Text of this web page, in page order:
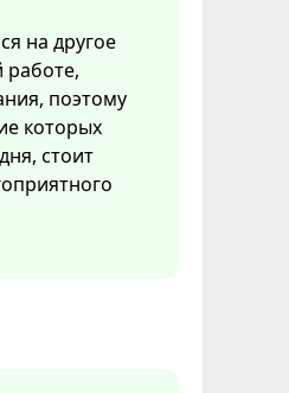
на другое
работе,
поэтому
которых
стоит